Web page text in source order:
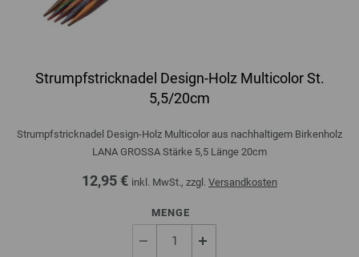
Strumpfstricknadel Design-Holz Multicolor St.
5,5/20cm
Strumpfstricknadel Design-Holz Multicolor aus nachhaltigem Birkenholz
LANA GROSSA Stärke 5,5 Länge 20cm
12,95 € inkl. MwSt., zzgl. Versandkosten
MENGE